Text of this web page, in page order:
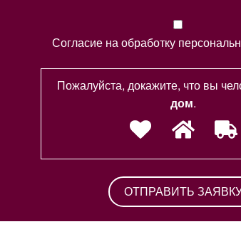
Согласие на обработку
Пожалуйста, докажите, что вы
дом.